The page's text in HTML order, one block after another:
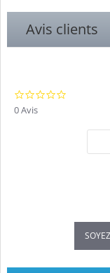
Avis clients
0 Avis